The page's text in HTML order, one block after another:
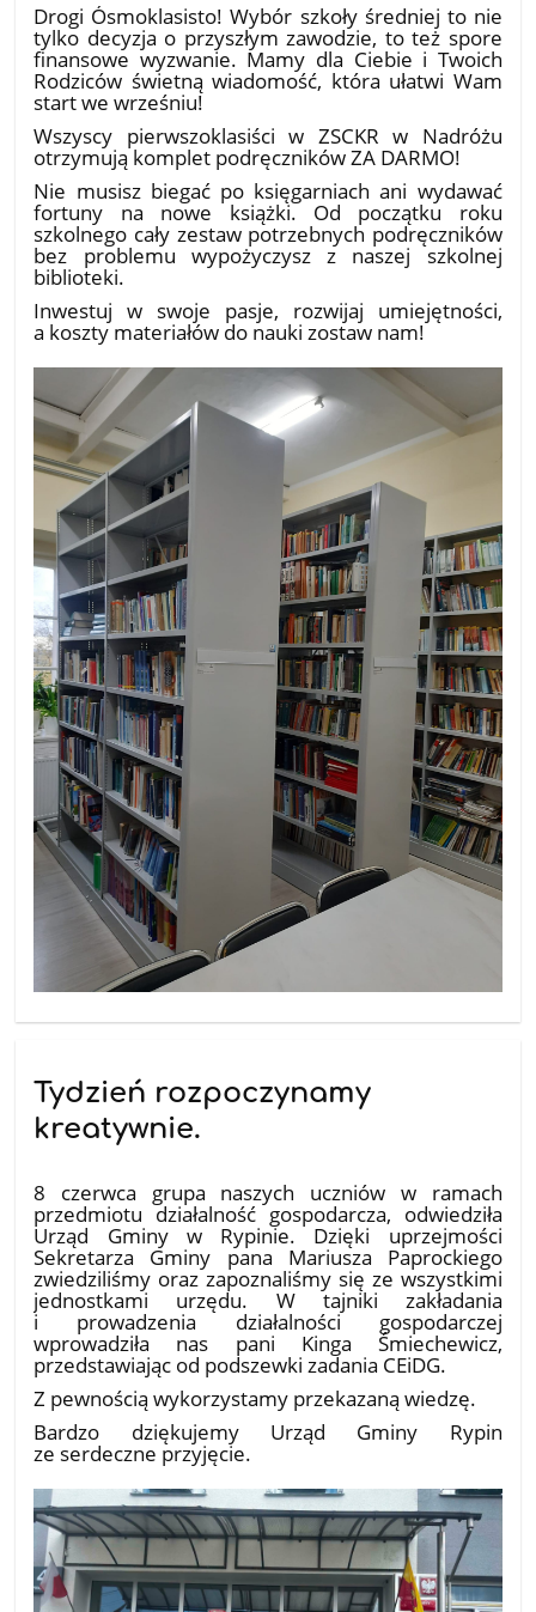
Drogi Ósmoklasisto! Wybór szkoły średniej to nie
tylko decyzja o przyszłym zawodzie, to też spore
finansowe wyzwanie. Mamy dla Ciebie i Twoich
Rodziców świetną wiadomość, która ułatwi Wam
start we wrześniu!
​Wszyscy pierwszoklasiści w ZSCKR w Nadróżu
otrzymują komplet podręczników ZA DARMO!
​Nie musisz biegać po księgarniach ani wydawać
fortuny na nowe książki. Od początku roku
szkolnego cały zestaw potrzebnych podręczników
bez problemu wypożyczysz z naszej szkolnej
biblioteki.
​Inwestuj w swoje pasje, rozwijaj umiejętności,
a koszty materiałów do nauki zostaw nam!
Tydzień rozpoczynamy
kreatywnie.
8 czerwca grupa naszych uczniów w ramach
przedmiotu działalność gospodarcza, odwiedziła
Urząd Gminy w Rypinie. Dzięki uprzejmości
Sekretarza Gminy pana Mariusza Paprockiego
zwiedziliśmy oraz zapoznaliśmy się ze wszystkimi
jednostkami urzędu. W tajniki zakładania
i prowadzenia działalności gospodarczej
wprowadziła nas pani Kinga Śmiechewicz,
przedstawiając od podszewki zadania CEiDG.
Z pewnością wykorzystamy przekazaną wiedzę.
Bardzo dziękujemy Urząd Gminy Rypin
ze serdeczne przyjęcie.